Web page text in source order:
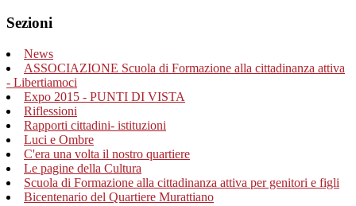
Sezioni
News
ASSOCIAZIONE Scuola di Formazione alla cittadinanza attiva
- Libertiamoci
Expo 2015 - PUNTI DI VISTA
Riflessioni
Rapporti cittadini- istituzioni
Luci e Ombre
C'era una volta il nostro quartiere
Le pagine della Cultura
Scuola di Formazione alla cittadinanza attiva per genitori e figli
Bicentenario del Quartiere Murattiano